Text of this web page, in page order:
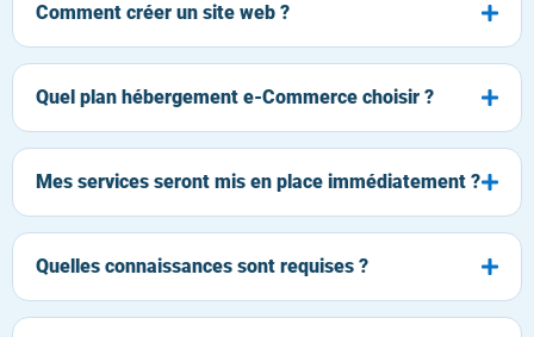
Comment créer un site web ?
Quel plan hébergement e-Commerce choisir ?
Mes services seront mis en place immédiatement ?
Quelles connaissances sont requises ?